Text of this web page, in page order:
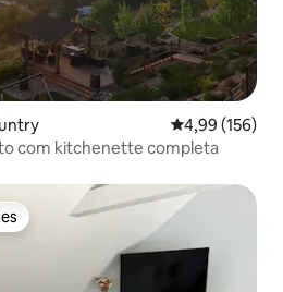
4,99 de uma
4,99 (156)
com kitchenette completa
dos hóspedes